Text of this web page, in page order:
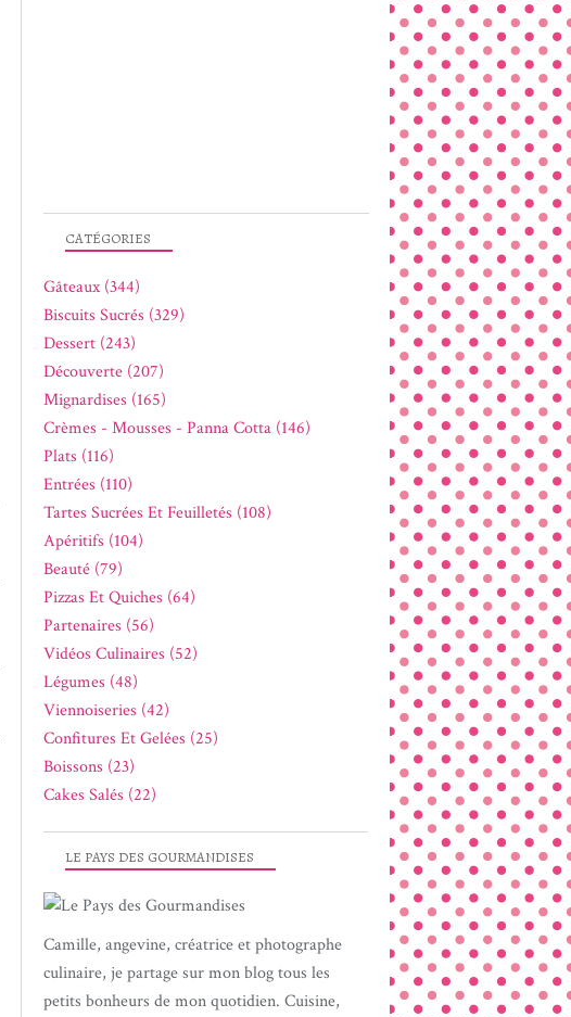
LE PAYS DES GOURMANDISES
Camille, angevine, créatrice et photographe
culinaire, je partage sur mon blog tous les
petits bonheurs de mon quotidien. Cuisine,
CATÉGORIES
Gâteaux (344)
Biscuits Sucrés (329)
Dessert (243)
Découverte (207)
Mignardises (165)
Crèmes - Mousses - Panna Cotta (146)
Plats (116)
Entrées (110)
Tartes Sucrées Et Feuilletés (108)
Apéritifs (104)
Beauté (79)
Pizzas Et Quiches (64)
Partenaires (56)
Vidéos Culinaires (52)
Légumes (48)
Viennoiseries (42)
Confitures Et Gelées (25)
Boissons (23)
Cakes Salés (22)